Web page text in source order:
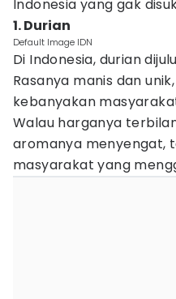
Indonesia yang gak
1. Durian
Default Image IDN
Di Indonesia, durian
Rasanya manis dan
kebanyakan
Walau harganya
aromanya menyengat,
masyarakat yang